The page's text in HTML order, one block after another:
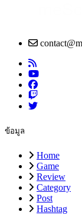
ข้อมูล
Home
Game
Review
Category
Post
Hashtag